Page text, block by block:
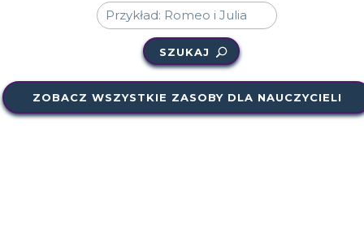
SZUKAJ
ZOBACZ WSZYSTKIE ZASOBY DLA NAUCZYCIELI